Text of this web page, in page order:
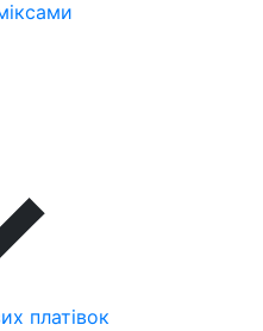
платівок